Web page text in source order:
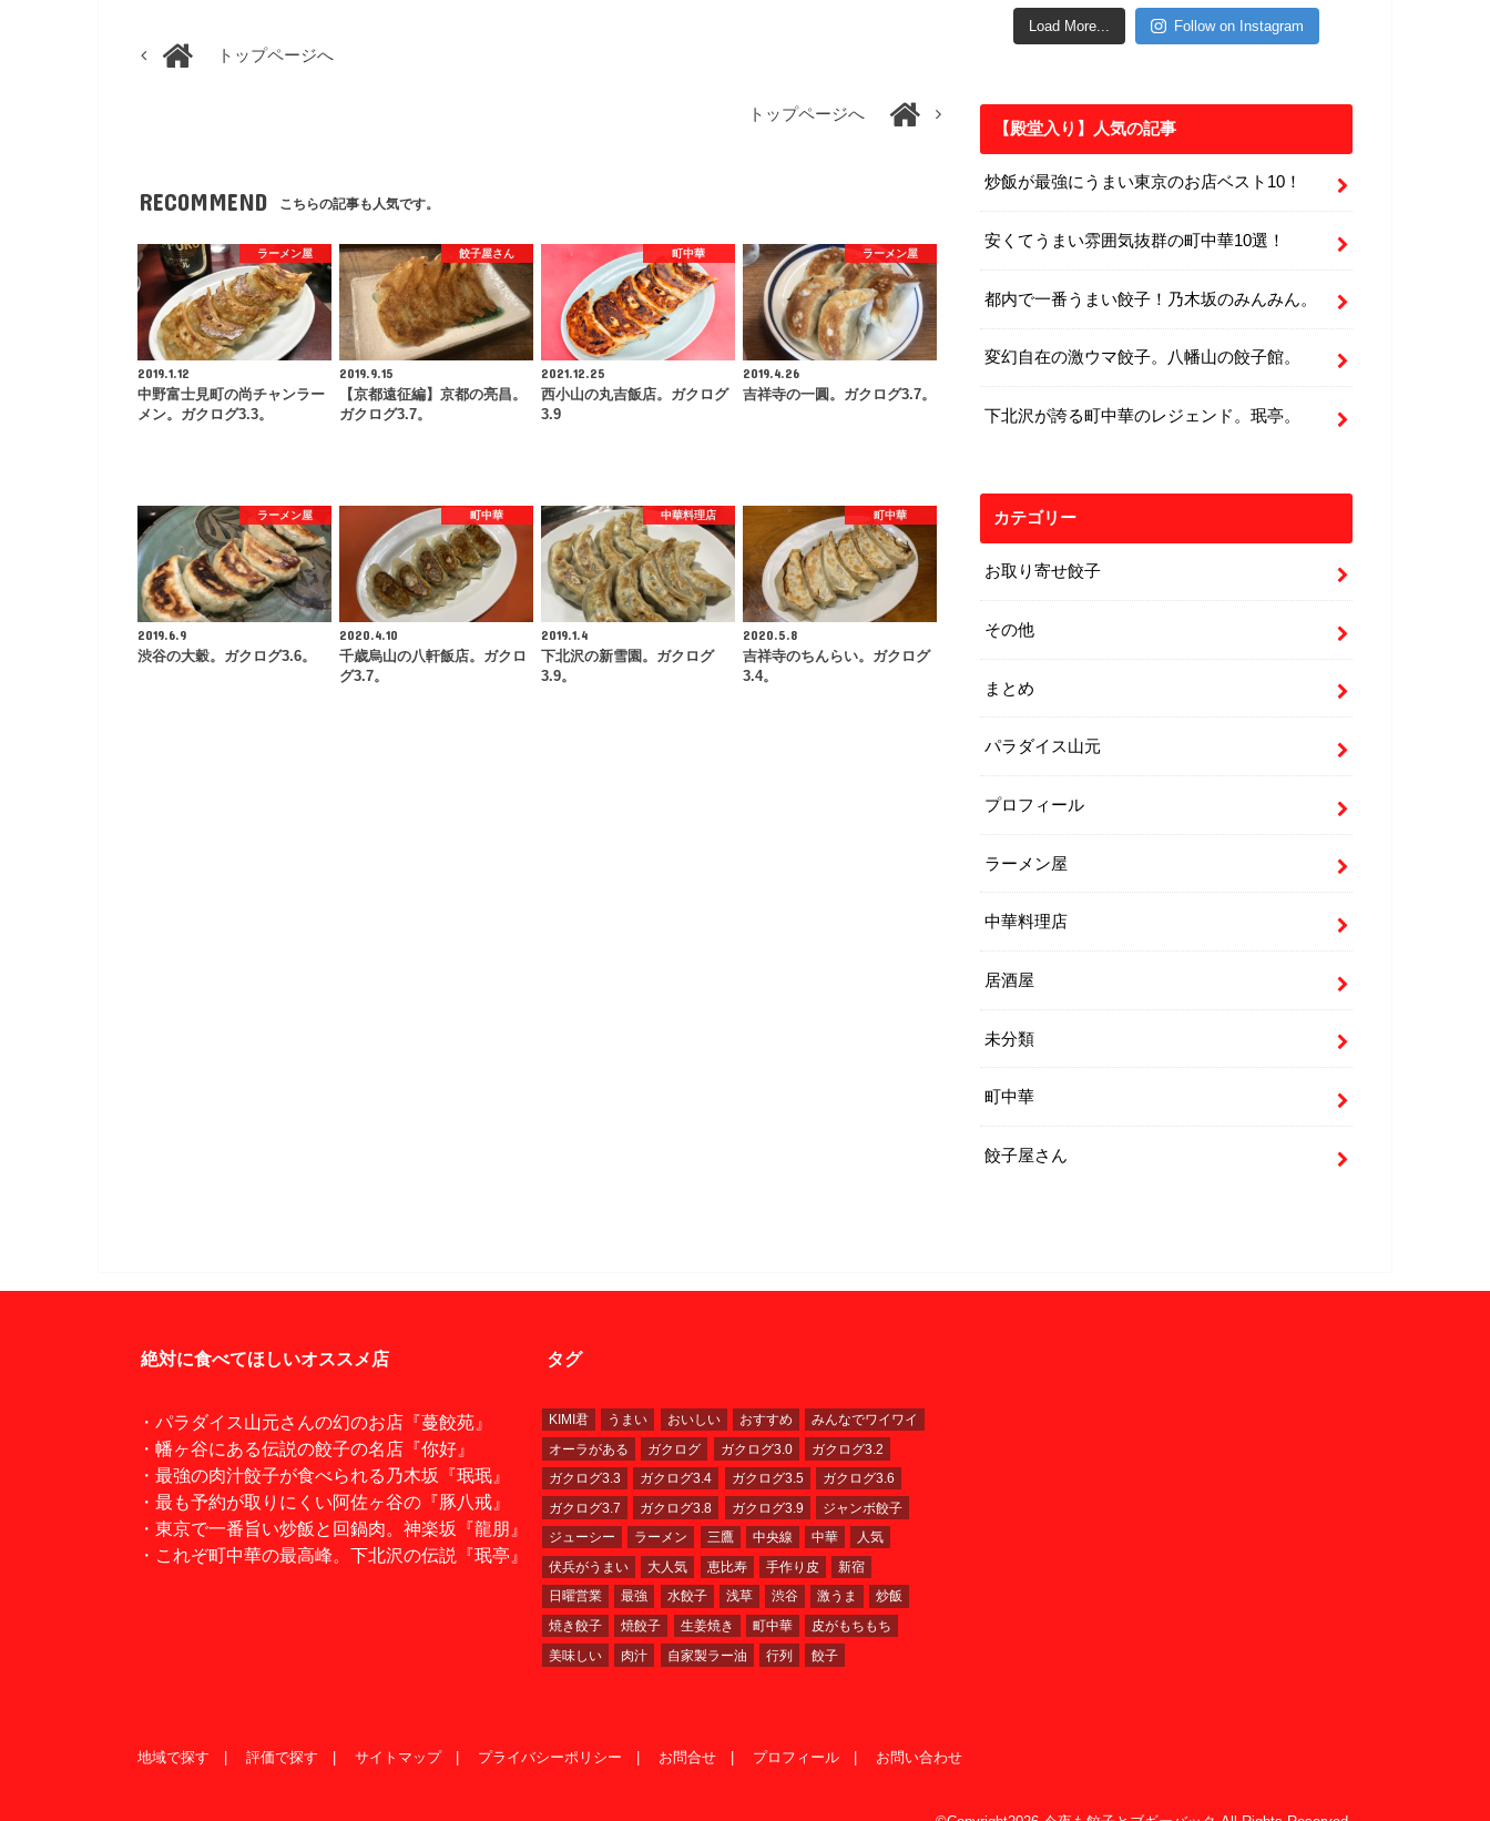
トップページへ
トップページへ
RECOMMEND こちらの記事も人気です。
ラーメン屋
2019.1.12
中野富士見町の尚チャンラー
メン。ガクログ3.3。
餃子屋さん
2019.9.15
【京都遠征編】京都の亮昌。
ガクログ3.7。
町中華
2021.12.25
西小山の丸吉飯店。ガクログ
3.9
ラーメン屋
2019.4.26
吉祥寺の一圓。ガクログ3.7。
ラーメン屋
2019.6.9
渋谷の大穀。ガクログ3.6。
町中華
2020.4.10
千歳烏山の八軒飯店。ガクロ
グ3.7。
中華料理店
2019.1.4
下北沢の新雪園。ガクログ
3.9。
町中華
2020.5.8
吉祥寺のちんらい。ガクログ
3.4。
Load More... Follow on Instagram
【殿堂入り】人気の記事
炒飯が最強にうまい東京のお店ベスト10！
安くてうまい雰囲気抜群の町中華10選！
都内で一番うまい餃子！乃木坂のみんみん。
変幻自在の激ウマ餃子。八幡山の餃子館。
下北沢が誇る町中華のレジェンド。珉亭。
カテゴリー
お取り寄せ餃子
その他
まとめ
パラダイス山元
プロフィール
ラーメン屋
中華料理店
居酒屋
未分類
町中華
餃子屋さん
絶対に食べてほしいオススメ店
・パラダイス山元さんの幻のお店『蔓餃苑』
・幡ヶ谷にある伝説の餃子の名店『你好』
・最強の肉汁餃子が食べられる乃木坂『珉珉』
・最も予約が取りにくい阿佐ヶ谷の『豚八戒』
・東京で一番旨い炒飯と回鍋肉。神楽坂『龍朋』
・これぞ町中華の最高峰。下北沢の伝説『珉亭』
タグ
KIMI君 うまい おいしい おすすめ
みんなでワイワイ
オーラがある
ガクログ ガクログ3.0
ガクログ3.2
ガクログ3.3
ガクログ3.4 ガクログ3.5
ガクログ3.6
ガクログ3.7
ガクログ3.8 ガクログ3.9
ジャンボ餃子
ジューシー
ラーメン 三鷹 中央線 中華
人気
伏兵がうまい
大人気 恵比寿 手作り皮
新宿
日曜営業
最強 水餃子 浅草 渋谷 激うま
炒飯
焼き餃子
焼餃子 生姜焼き 町中華
皮がもちもち
美味しい
肉汁 自家製ラー油 行列 餃子
地域で探す 評価で探す サイトマップ プライバシーポリシー お問合せ プロフィール お問い合わせ